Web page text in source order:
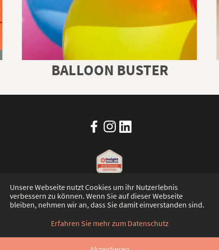
Unsere Webseite nutzt Cookies um ihr Nutzerlebnis
verbessern zu können. Wenn Sie auf dieser Webseite
bleiben, nehmen wir an, dass Sie damit einverstanden sind.
Erfahren Sie mehr zum Datenschutz
BALLOON BUSTER
IMPRESSUM DATENSCHUTZERKLÄRUNG TRUST CENTER